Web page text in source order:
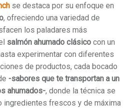
se destaca por su enfoque en
, ofreciendo una variedad de
los paladares más
salmón ahumado clásicocon un
experimentar con diferentes
de productos, cada bocado
-sabores que te transportan a un
ahumados-, donde la técnica se
ingredientes frescos y de máxima